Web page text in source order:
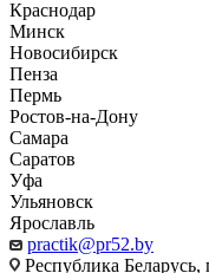
Краснодар
Минск
Новосибирск
Пенза
Пермь
Ростов-на-Дону
Самара
Саратов
Уфа
Ульяновск
Ярославль
practik@pr52.by
Республика